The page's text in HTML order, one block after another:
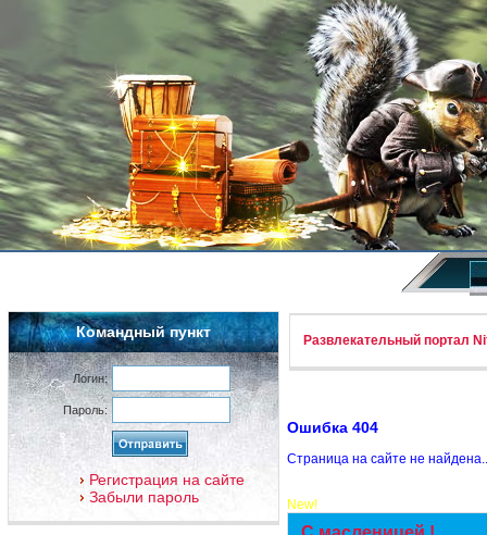
Командный пункт
Логин:
Пароль:
Регистрация на сайте
Забыли пароль
Развлекательный портал
Ошибка 404
Страница на сайте не
New!